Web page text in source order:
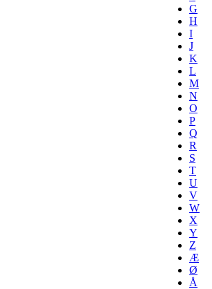
G
H
I
J
K
L
M
N
O
P
Q
R
S
T
U
V
W
X
Y
Z
Æ
Ø
Å